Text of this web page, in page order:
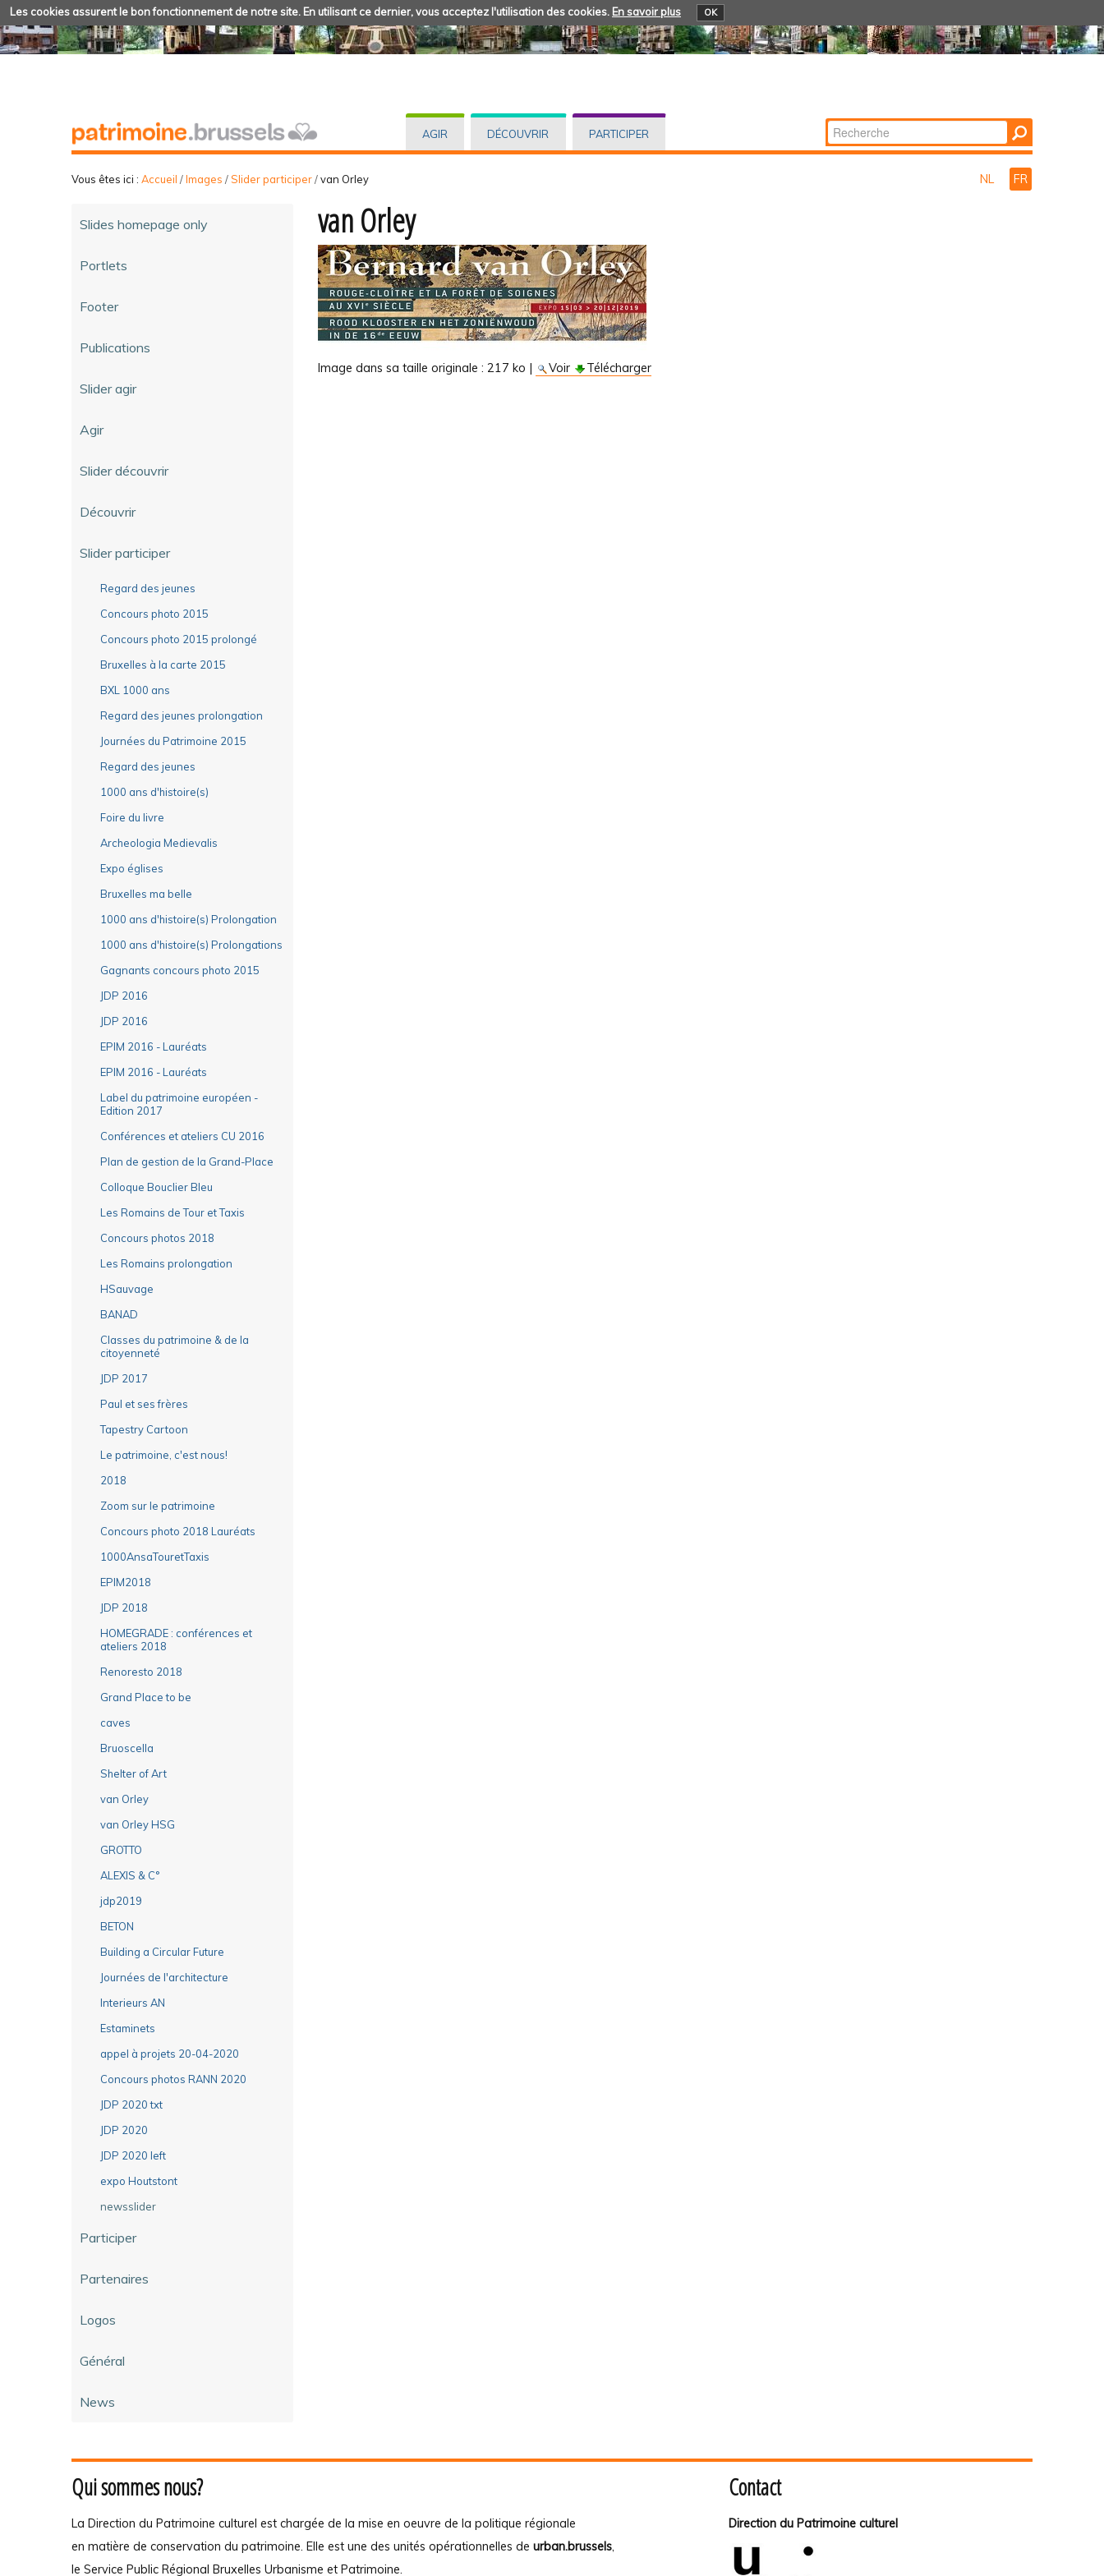
Les cookies assurent le bon fonctionnement de notre site. En utilisant ce dernier, vous acceptez l'utilisation des cookies. En savoir plus OK
AGIR DÉCOUVRIR PARTICIPER Chercher par
Recherche
Vous êtes ici : Accueil /Images /Slider participer/van Orley NL FR
Slides homepage only
Portlets
Footer
Publications
Slider agir
Agir
Slider découvrir
Découvrir
Slider participer
Regard des jeunes
Concours photo 2015
Concours photo 2015 prolongé
Bruxelles à la carte 2015
BXL 1000 ans
Regard des jeunes prolongation
Journées du Patrimoine 2015
Regard des jeunes
1000 ans d'histoire(s)
Foire du livre
Archeologia Medievalis
Expo églises
Bruxelles ma belle
1000 ans d'histoire(s) Prolongation
1000 ans d'histoire(s) Prolongations
Gagnants concours photo 2015
JDP 2016
JDP 2016
EPIM 2016 - Lauréats
EPIM 2016 - Lauréats
Label du patrimoine européen -
Edition 2017
Conférences et ateliers CU 2016
Plan de gestion de la Grand-Place
Colloque Bouclier Bleu
Les Romains de Tour et Taxis
Concours photos 2018
Les Romains prolongation
HSauvage
BANAD
Classes du patrimoine & de la
citoyenneté
JDP 2017
Paul et ses frères
Tapestry Cartoon
Le patrimoine, c'est nous!
2018
Zoom sur le patrimoine
Concours photo 2018 Lauréats
1000AnsaTouretTaxis
EPIM2018
JDP 2018
HOMEGRADE : conférences et
ateliers 2018
Renoresto 2018
Grand Place to be
caves
Bruoscella
Shelter of Art
van Orley
van Orley HSG
GROTTO
ALEXIS & C°
jdp2019
BETON
Building a Circular Future
Journées de l'architecture
Interieurs AN
Estaminets
appel à projets 20-04-2020
Concours photos RANN 2020
JDP 2020 txt
JDP 2020
JDP 2020 left
expo Houtstont
newsslider
Participer
Partenaires
Logos
Général
News
van Orley
Image dans sa taille originale : 217 ko | Voir Télécharger
Qui sommes nous?
La Direction du Patrimoine culturel est chargée de la mise en oeuvre de la politique régionale
en matière de conservation du patrimoine. Elle est une des unités opérationnelles de urban.brussels,
le Service Public Régional Bruxelles Urbanisme et Patrimoine.
Contact
Direction du Patrimoine culturel